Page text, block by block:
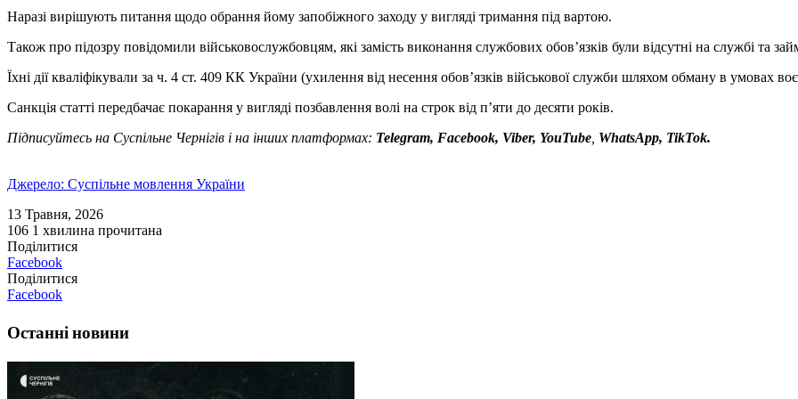
Наразі вирішують питання щодо обрання йому запобіжного заходу у вигляді тримання під вартою.
Також про підозру повідомили військовослужбовцям, які замість виконання службових обов’язків були відсутні на службі та
Їхні дії кваліфікували за ч. 4 ст. 409 КК України (ухилення від несення обов’язків військової служби шляхом обману в умовах
Санкція статті передбачає покарання у вигляді позбавлення волі на строк від п’яти до десяти років.
Підписуйтесь на Суспільне Чернігів і на інших платформах: Telegram, Facebook, Viber, YouTube WhatsApp, TikTok.
Джерело: Суспільне мовлення України
13 Травня, 2026
106 1 хвилина прочитана
Поділитися
Facebook
Поділитися
Facebook
Останні новини